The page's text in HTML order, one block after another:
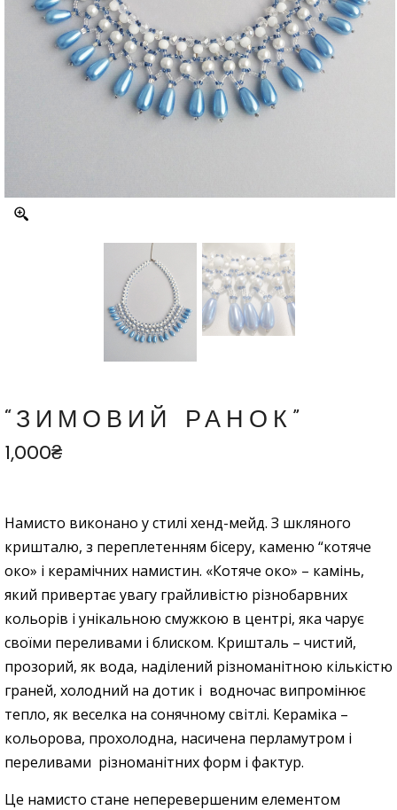
“ЗИМОВИЙ РАНОК”
1,000₴
Намисто виконано у стилі хенд-мейд. З шкляного
кришталю, з переплетенням бісеру, каменю “котяче
око» і керамічних намистин. «Котяче око» – камінь,
який привертає увагу грайливістю різнобарвних
кольорів і унікальною смужкою в центрі, яка чарує
своїми переливами і блиском. Кришталь – чистий,
прозорий, як вода, наділений різноманітною кількістю
граней, холодний на дотик і водночас випромінює
тепло, як веселка на сонячному світлі. Кераміка –
кольорова, прохолодна, насичена перламутром і
переливами різноманітних форм і фактур.
Це намисто стане неперевершеним елементом